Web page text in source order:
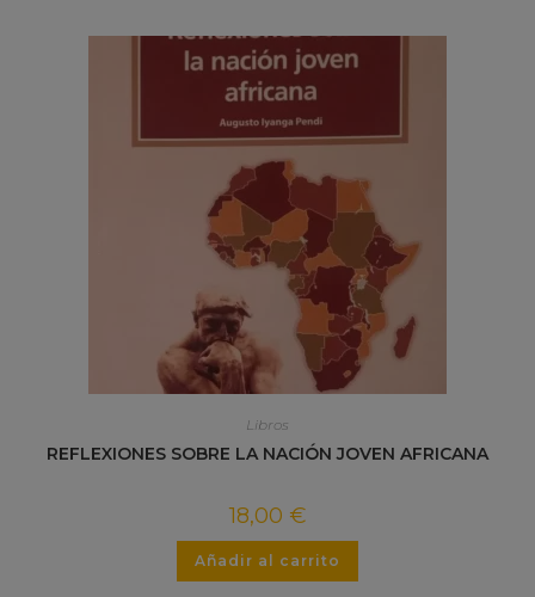
Libros
REFLEXIONES SOBRE LA NACIÓN JOVEN AFRICANA
18,00 €
Añadir al carrito